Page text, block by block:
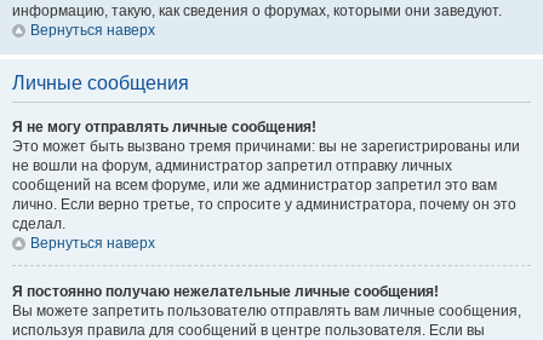
информацию, такую, как сведения о форумах, которыми они заведуют.
Вернуться наверх
Личные сообщения
Я не могу отправлять личные сообщения!
Это может быть вызвано тремя причинами: вы не зарегистрированы или
не вошли на форум, администратор запретил отправку личных
сообщений на всем форуме, или же администратор запретил это вам
лично. Если верно третье, то спросите у администратора, почему он это
сделал.
Вернуться наверх
Я постоянно получаю нежелательные личные сообщения!
Вы можете запретить пользователю отправлять вам личные сообщения,
используя правила для сообщений в центре пользователя. Если вы